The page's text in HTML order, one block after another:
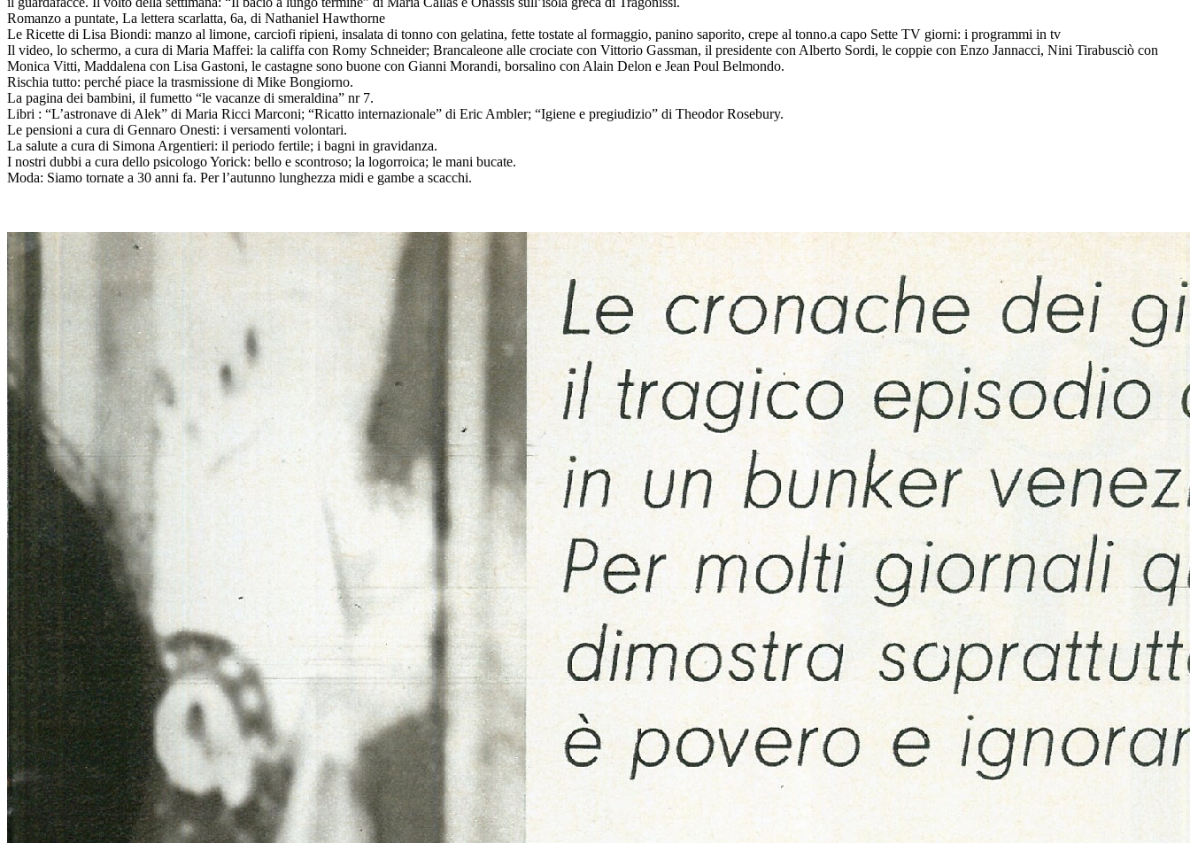
Romanzo a puntate, La lettera scarlatta, 6a, di Nathaniel Hawthorne
Le Ricette di Lisa Biondi: manzo al limone, carciofi ripieni, insalata di tonno con gelatina, fette tostate al formaggio, panino saporito, crepe al tonno.a capo Sette TV giorni: i programmi in tv
Il video, lo schermo, a cura di Maria Maffei: la califfa con Romy Schneider; Brancaleone alle crociate con Vittorio Gassman, il presidente con Alberto Sordi, le coppie con Enzo Jannacci, Nini Tirabusciò con
Monica Vitti, Maddalena con Lisa Gastoni, le castagne sono buone con Gianni Morandi, borsalino con Alain Delon e Jean Poul Belmondo.
Rischia tutto: perché piace la trasmissione di Mike Bongiorno.
La pagina dei bambini, il fumetto “le vacanze di smeraldina” nr 7.
Libri : “L’astronave di Alek” di Maria Ricci Marconi; “Ricatto internazionale” di Eric Ambler; “Igiene e pregiudizio” di Theodor Rosebury.
Le pensioni a cura di Gennaro Onesti: i versamenti volontari.
La salute a cura di Simona Argentieri: il periodo fertile; i bagni in gravidanza.
I nostri dubbi a cura dello psicologo Yorick: bello e scontroso; la logorroica; le mani bucate.
Moda: Siamo tornate a 30 anni fa. Per l’autunno lunghezza midi e gambe a scacchi.